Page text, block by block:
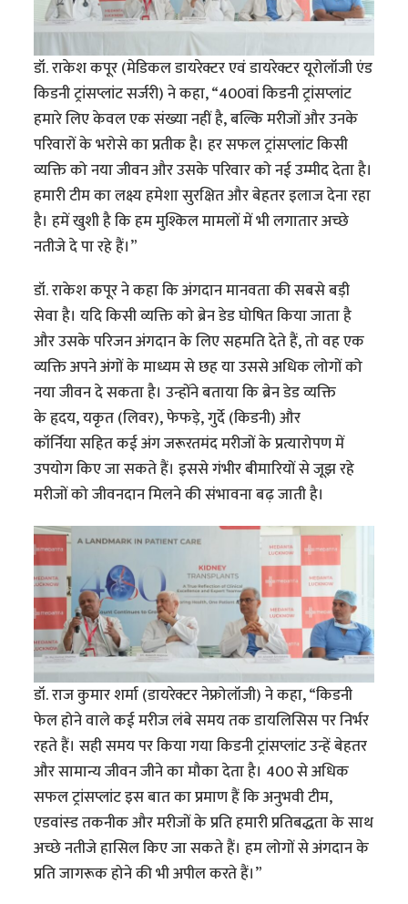
डॉ. राकेश कपूर (मेडिकल डायरेक्टर एवं डायरेक्टर यूरोलॉजी एंड
किडनी ट्रांसप्लांट सर्जरी) ने कहा, “400वां किडनी ट्रांसप्लांट
हमारे लिए केवल एक संख्या नहीं है, बल्कि मरीजों और उनके
परिवारों के भरोसे का प्रतीक है। हर सफल ट्रांसप्लांट किसी
व्यक्ति को नया जीवन और उसके परिवार को नई उम्मीद देता है।
हमारी टीम का लक्ष्य हमेशा सुरक्षित और बेहतर इलाज देना रहा
है। हमें खुशी है कि हम मुश्किल मामलों में भी लगातार अच्छे
नतीजे दे पा रहे हैं।”
डॉ. राकेश कपूर ने कहा कि अंगदान मानवता की सबसे बड़ी
सेवा है। यदि किसी व्यक्ति को ब्रेन डेड घोषित किया जाता है
और उसके परिजन अंगदान के लिए सहमति देते हैं, तो वह एक
व्यक्ति अपने अंगों के माध्यम से छह या उससे अधिक लोगों को
नया जीवन दे सकता है। उन्होंने बताया कि ब्रेन डेड व्यक्ति
के हृदय, यकृत (लिवर), फेफड़े, गुर्दे (किडनी) और
कॉर्निया सहित कई अंग जरूरतमंद मरीजों के प्रत्यारोपण में
उपयोग किए जा सकते हैं। इससे गंभीर बीमारियों से जूझ रहे
मरीजों को जीवनदान मिलने की संभावना बढ़ जाती है।
डॉ. राज कुमार शर्मा (डायरेक्टर नेफ्रोलॉजी) ने कहा, “किडनी
फेल होने वाले कई मरीज लंबे समय तक डायलिसिस पर निर्भर
रहते हैं। सही समय पर किया गया किडनी ट्रांसप्लांट उन्हें बेहतर
और सामान्य जीवन जीने का मौका देता है। 400 से अधिक
सफल ट्रांसप्लांट इस बात का प्रमाण हैं कि अनुभवी टीम,
एडवांस्ड तकनीक और मरीजों के प्रति हमारी प्रतिबद्धता के साथ
अच्छे नतीजे हासिल किए जा सकते हैं। हम लोगों से अंगदान के
प्रति जागरूक होने की भी अपील करते हैं।”